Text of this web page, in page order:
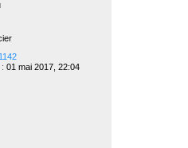
1142
01 mai 2017, 22:04